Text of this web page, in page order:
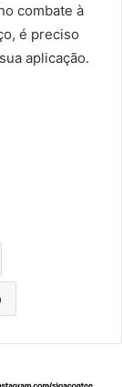
combate à
é preciso
aplicação.